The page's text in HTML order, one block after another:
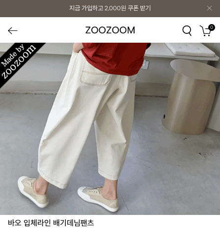
지금 가입하고 2,000원 쿠폰 받기
0
바오 입체라인 배기데님팬츠